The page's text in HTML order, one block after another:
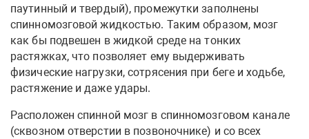
паутинный и твердый), промежутки заполнены
спинномозговой жидкостью. Таким образом, мозг
как бы подвешен в жидкой среде на тонких
растяжках, что позволяет ему выдерживать
физические нагрузки, сотрясения при беге и ходьбе,
растяжение и даже удары.
Расположен спинной мозг в спинномозговом канале
(сквозном отверстии в позвоночнике) и со всех